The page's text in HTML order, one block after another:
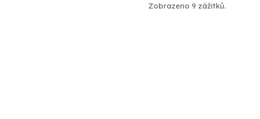
Zobrazeno 9 zážitků.